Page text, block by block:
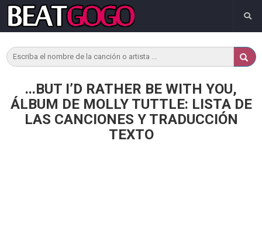
...BUT I’D RATHER BE WITH YOU,
ÁLBUM DE MOLLY TUTTLE: LISTA DE
LAS CANCIONES Y TRADUCCIÓN
TEXTO